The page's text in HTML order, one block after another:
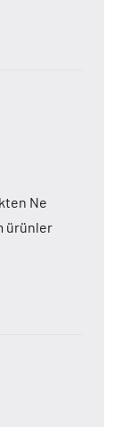
Ne
ürünler